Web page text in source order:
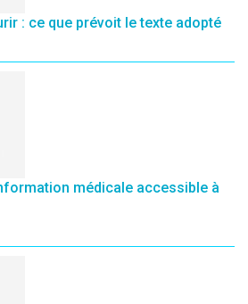
: ce que prévoit le texte adopté
médicale accessible à